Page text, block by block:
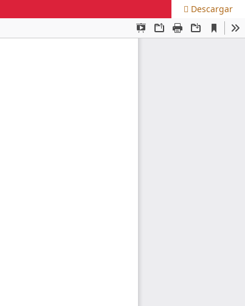
Descargar